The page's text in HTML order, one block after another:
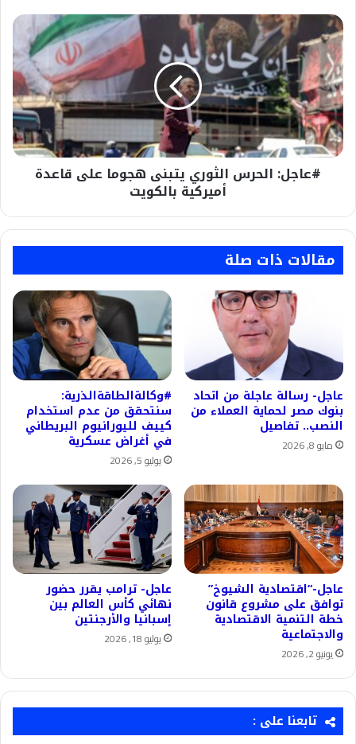
#عاجل:
الحرس
الثوري
يتبنى
هجوما
على
قاعدة
أميركية
بالكويت
#عاجل: الحرس الثوري يتبنى هجوما على قاعدة
أميركية بالكويت
مقالات ذات صلة
عاجل- رسالة عاجلة من اتحاد
بنوك مصر لحماية العملاء من
النصب.. تفاصيل
مايو 8, 2026
#وكالةالطاقةالذرية:
سنتحقق من عدم استخدام
كييف لليورانيوم البريطاني
في أغراض عسكرية
يوليو 5, 2026
عاجل-“اقتصادية الشيوخ”
توافق على مشروع قانون
خطة التنمية الاقتصادية
والاجتماعية
يونيو 2, 2026
عاجل- ترامب يقرر حضور
نهائي كأس العالم بين
إسبانيا والأرجنتين
يوليو 18, 2026
تابعنا على :